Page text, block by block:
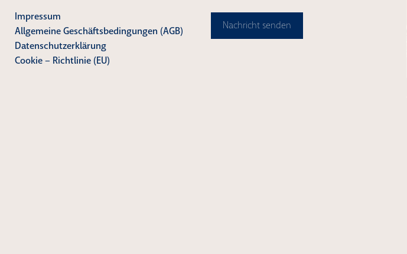
Impressum
Allgemeine Geschäftsbedingungen (AGB)
Datenschutzerklärung
Cookie – Richtlinie (EU)
Nachricht senden